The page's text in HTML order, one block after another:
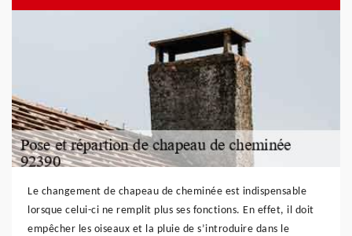
Le changement de chapeau de cheminée est indispensable
lorsque celui-ci ne remplit plus ses fonctions. En effet, il doit
empêcher les oiseaux et la pluie de s’introduire dans le